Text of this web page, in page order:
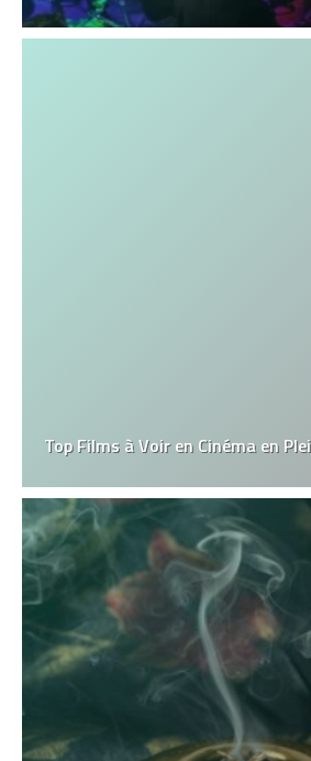
Top Films à Voir en Cinéma en